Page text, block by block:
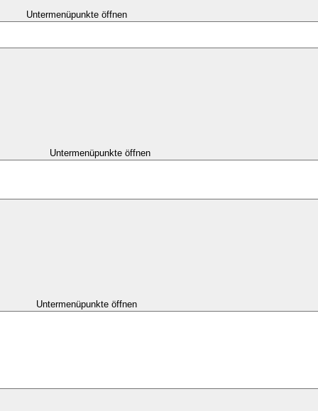
Untermenüpunkte öffnen
Untermenüpunkte öffnen
Untermenüpunkte öffnen